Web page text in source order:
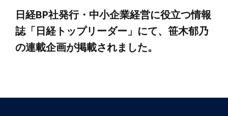
ビ
ゲ
シ
日経BP社発行・中小企業経営に役立つ情報
誌「日経トップリーダー」にて、笹木郁乃
の連載企画が掲載されました。